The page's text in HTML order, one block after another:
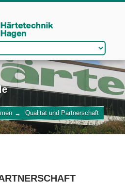
VERFAHREN
→ Qualität und Partnerschaft